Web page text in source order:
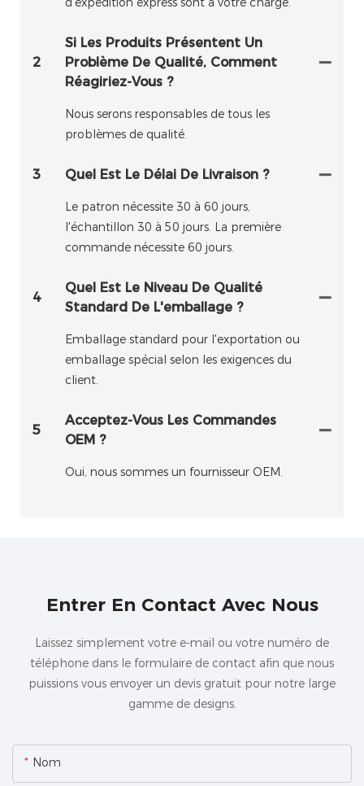
2
Si Les Produits Présentent Un
Problème De Qualité, Comment
Réagiriez-Vous ?
Nous serons responsables de tous les
problèmes de qualité.
3 Quel Est Le Délai De Livraison ?
Le patron nécessite 30 à 60 jours,
l'échantillon 30 à 50 jours. La première
commande nécessite 60 jours.
4
Quel Est Le Niveau De Qualité
Standard De L'emballage ?
Emballage standard pour l'exportation ou
emballage spécial selon les exigences du
client.
5
Acceptez-Vous Les Commandes
OEM ?
Oui, nous sommes un fournisseur OEM.
Entrer En Contact Avec Nous
Laissez simplement votre e-mail ou votre numéro de
téléphone dans le formulaire de contact afin que nous
puissions vous envoyer un devis gratuit pour notre large
gamme de designs.
Nom